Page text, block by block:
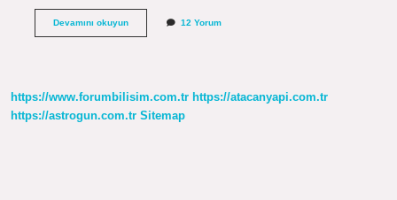
Devamını okuyunBatılılaşma 12 Yorum
https://www.forumbilisim.com.tr https://atacanyapi.com.tr
https://astrogun.com.tr Sitemap